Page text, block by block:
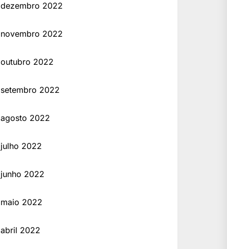
dezembro 2022
novembro 2022
outubro 2022
setembro 2022
agosto 2022
julho 2022
junho 2022
maio 2022
abril 2022